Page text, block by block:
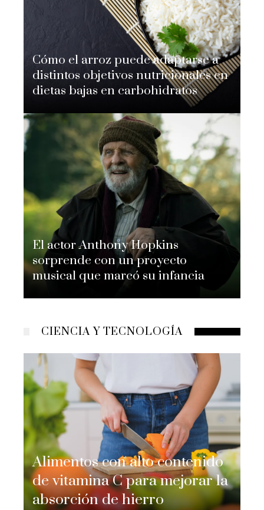
Cómo el arroz puede adaptarse a
distintos objetivos nutricionales en
dietas bajas en carbohidratos
El actor Anthony Hopkins
sorprende con un proyecto
musical que marcó su infancia
CIENCIA Y TECNOLOGÍA
Alimentos con alto contenido
de vitamina C para mejorar la
absorción de hierro